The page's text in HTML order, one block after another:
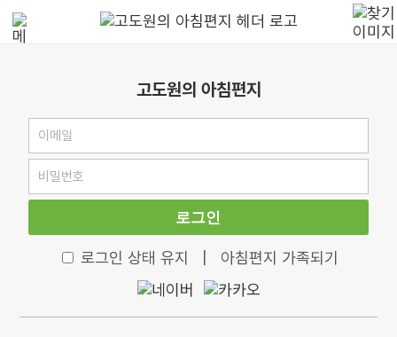
고도원의 아침편지
로그인
로그인 상태 유지 아침편지 가족되기